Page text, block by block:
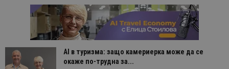
AI в туризма: защо камериерка може да се
окаже по-трудна за...